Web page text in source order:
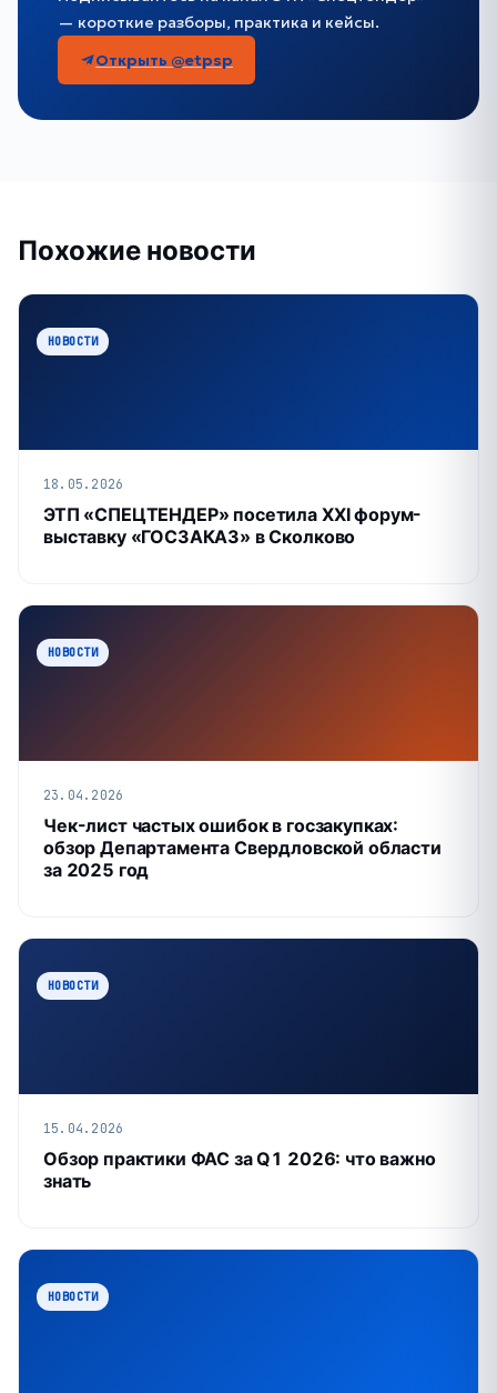
— короткие разборы, практика и кейсы.
Открыть @etpsp
Похожие новости
НОВОСТИ
18.05.2026
ЭТП «СПЕЦТЕНДЕР» посетила XXI форум-
выставку «ГОСЗАКАЗ» в Сколково
НОВОСТИ
23.04.2026
Чек-лист частых ошибок в госзакупках:
обзор Департамента Свердловской области
за 2025 год
НОВОСТИ
15.04.2026
Обзор практики ФАС за Q1 2026: что важно
знать
НОВОСТИ